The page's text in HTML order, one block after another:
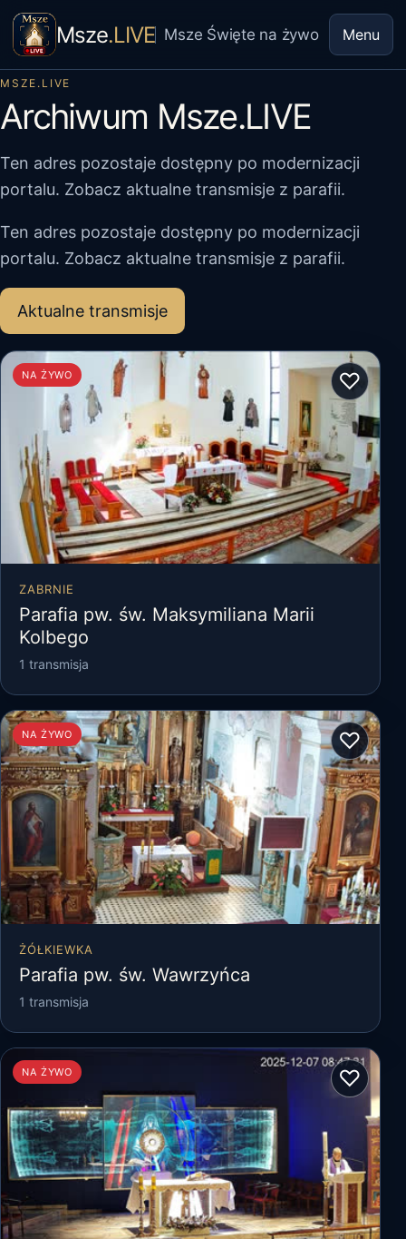
Msze.LIVE Msze Święte na żywo Menu
MSZE.LIVE
Archiwum Msze.LIVE
Ten adres pozostaje dostępny po modernizacji
portalu. Zobacz aktualne transmisje z parafii.
Ten adres pozostaje dostępny po modernizacji
portalu. Zobacz aktualne transmisje z parafii.
Aktualne transmisje
NA ŻYWO ♡
ZABRNIE
Parafia pw. św. Maksymiliana Marii
Kolbego
1 transmisja
NA ŻYWO ♡
ŻÓŁKIEWKA
Parafia pw. św. Wawrzyńca
1 transmisja
NA ŻYWO ♡